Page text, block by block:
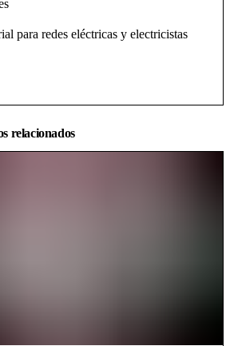
para redes eléctricas y electricistas
relacionados